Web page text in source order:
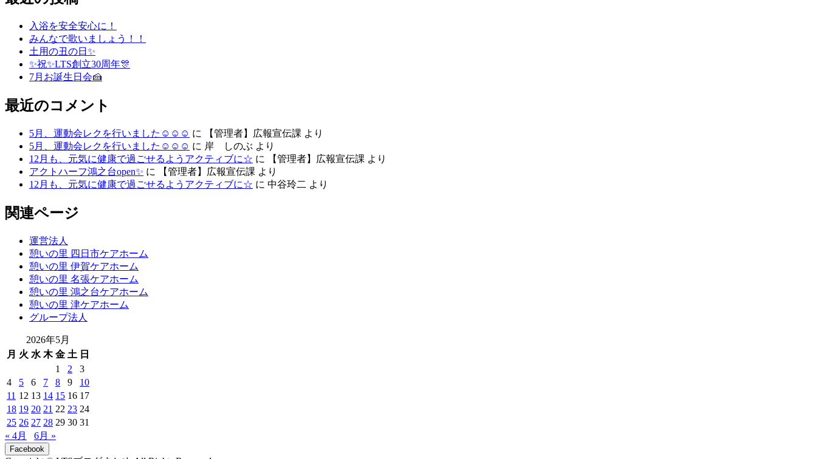
入浴を安全安心に！
みんなで歌いましょう！！
土用の丑の日✨
✨祝✨LTS創立30周年🎊
7月お誕生日会🍰
最近のコメント
5月、運動会レクを行いました☺☺☺ に 【管理者】広報宣伝課 より
5月、運動会レクを行いました☺☺☺ に 岸 しのぶ より
12月も、元気に健康で過ごせるようアクティブに☆ に 【管理者】広報宣伝課 より
アクトハーフ鴻之台open✨ に 【管理者】広報宣伝課 より
12月も、元気に健康で過ごせるようアクティブに☆ に 中谷玲二 より
関連ページ
運営法人
憩いの里 四日市ケアホーム
憩いの里 伊賀ケアホーム
憩いの里 名張ケアホーム
憩いの里 鴻之台ケアホーム
憩いの里 津ケアホーム
グループ法人
2026年5月
月 火 水 木 金 土 日
1
2
3
4
5 6 7 8 9
10
11 12 13 14 15 16 17
18 19 20 21 22 23 24
25 26 27 28 29 30 31
« 4月
6月 »
Facebook